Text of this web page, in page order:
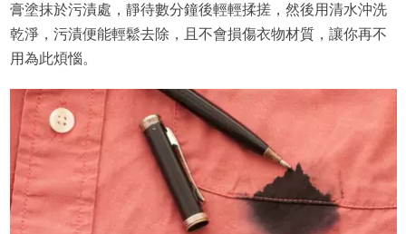
膏塗抹於污漬處，靜待數分鐘後輕輕揉搓，然後用清水沖洗
乾淨，污漬便能輕鬆去除，且不會損傷衣物材質，讓你再不
用為此煩惱。